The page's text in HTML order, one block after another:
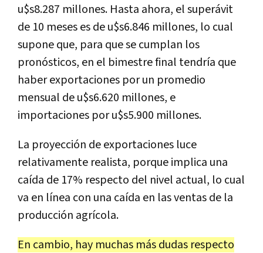
u$s8.287 millones. Hasta ahora, el superávit
de 10 meses es de u$s6.846 millones, lo cual
supone que, para que se cumplan los
pronósticos, en el bimestre final tendría que
haber exportaciones por un promedio
mensual de u$s6.620 millones, e
importaciones por u$s5.900 millones.
La proyección de exportaciones luce
relativamente realista, porque implica una
caída de 17% respecto del nivel actual, lo cual
va en línea con una caída en las ventas de la
producción agrícola.
En cambio, hay muchas más dudas respecto